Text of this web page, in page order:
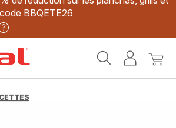
BBQETE26
MonMon